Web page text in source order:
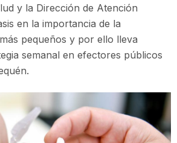
y la Dirección de Atención
en la importancia de la
pequeños y por ello lleva
semanal en efectores públicos